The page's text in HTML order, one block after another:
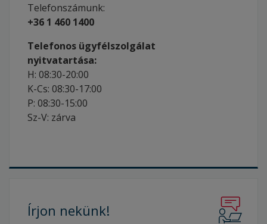
Telefonszámunk:
+36 1 460 1400
Telefonos ügyfélszolgálat
nyitvatartása:
H: 08:30-20:00
K-Cs: 08:30-17:00
P: 08:30-15:00
Sz-V: zárva
Írjon nekünk!